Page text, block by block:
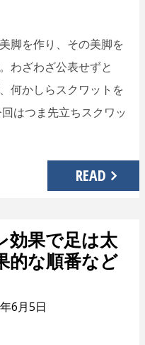
脚を作り、その美脚を
わざわざ公表せずと
何かしらスクワットを
はつま先立ちスクワッ
READ
効果で足は太
的な順番など
6月5日